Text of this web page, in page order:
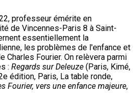
professeur émérite en
de Vincennes-Paris 8 à Saint-
essentiellement la
les problèmes de l'enfance et
Charles Fourier. On relèvera parmi
: Regards sur Deleuze (Paris, Kimé,
édition, Paris, La table ronde,
Fourier, vers une enfance majeure,